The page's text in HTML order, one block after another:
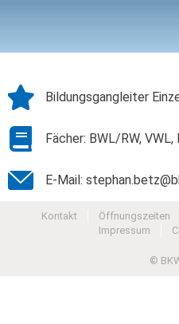
Bildungsgangleiter
Fächer: BWL/RW,
E-Mail:
Kontakt Öffnungszeiten
Impressum
©